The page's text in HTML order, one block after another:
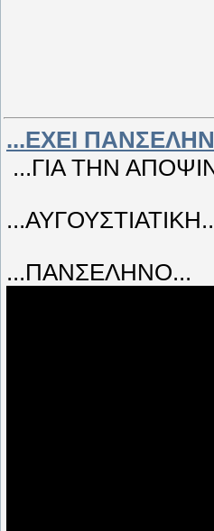
...ΕΧΕΙ
...ΓΙΑ ΤΗΝ
...ΠΑΝΣΕΛΗΝΟ...